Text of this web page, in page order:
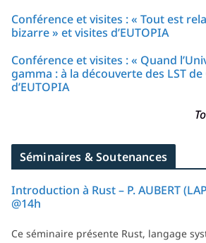
Conférence et visites : « Tout est
bizarre » et visites d’EUTOPIA
Conférence et visites : « Quand
gamma : à la découverte des LST de
d’EUTOPIA
Séminaires & Soutenances
Introduction à Rust – P. AUBERT
@14h
Ce séminaire présente Rust, langage